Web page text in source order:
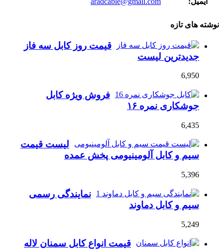
نوشته های تازه
قیمت روز کابل سه فاز
جدیدترین لیست
6,950
فروش ویژه کابل
جوشکاری نمره ۱۶
6,435
لیست قیمت
سیم و کابل آلومینیومی پخش عمده
5,396
نمایندگی رسمی
سیم و کابل دماوند
5,249
قیمت انواع کابل سمنان لاله